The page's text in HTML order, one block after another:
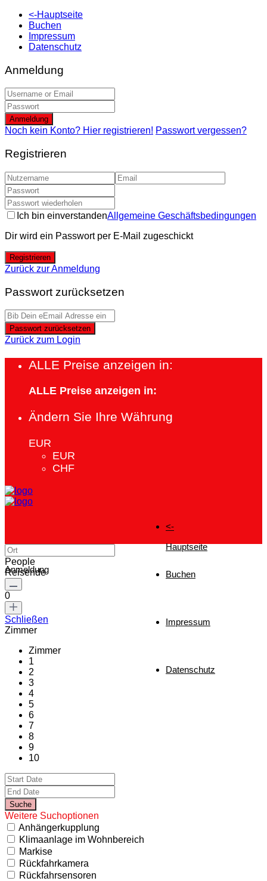
<-Hauptseite
Buchen
Impressum
Datenschutz
Anmeldung
Anmeldung
Noch kein Konto? Hier registrieren! Passwort vergessen?
Registrieren
Ich bin einverstandenAllgemeine Geschäftsbedingungen
Dir wird ein Passwort per E-Mail zugeschickt
Registrieren
Zurück zur Anmeldung
Passwort zurücksetzen
Passwort zurücksetzen
Zurück zum Login
ALLE Preise anzeigen in:
ALLE Preise anzeigen in:
Ändern Sie Ihre Währung
EUR
EUR
CHF
<-
Hauptseite
Buchen
Impressum
Datenschutz
Anmeldung
People
Reisende
0
Schließen
Zimmer
Zimmer
1
2
3
4
5
6
7
8
9
10
Weitere Suchoptionen
Anhängerkupplung
Klimaanlage im Wohnbereich
Markise
Rückfahrkamera
Rückfahrsensoren